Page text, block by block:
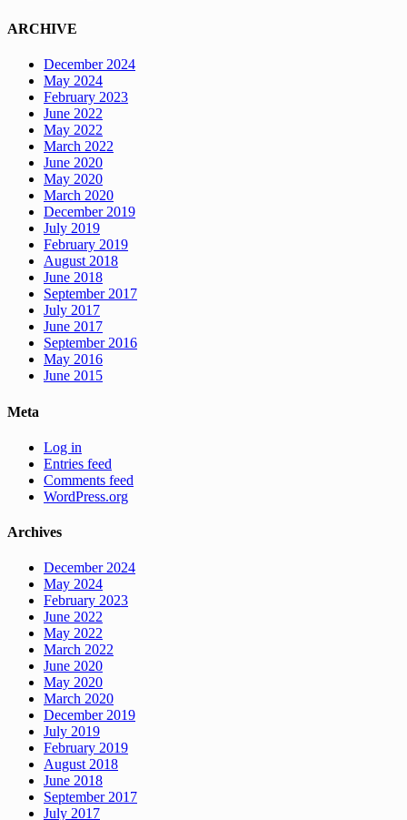
ARCHIVE
December 2024
May 2024
February 2023
June 2022
May 2022
March 2022
June 2020
May 2020
March 2020
December 2019
July 2019
February 2019
August 2018
June 2018
September 2017
July 2017
June 2017
September 2016
May 2016
June 2015
Meta
Log in
Entries feed
Comments feed
WordPress.org
Archives
December 2024
May 2024
February 2023
June 2022
May 2022
March 2022
June 2020
May 2020
March 2020
December 2019
July 2019
February 2019
August 2018
June 2018
September 2017
July 2017